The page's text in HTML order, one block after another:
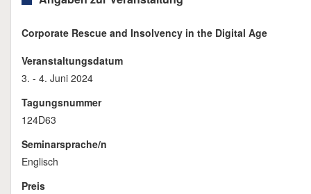
Corporate Rescue and Insolvency in the Digital Age
Veranstaltungsdatum
3. - 4. Juni 2024
Tagungsnummer
124D63
Seminarsprache/n
Englisch
Preis